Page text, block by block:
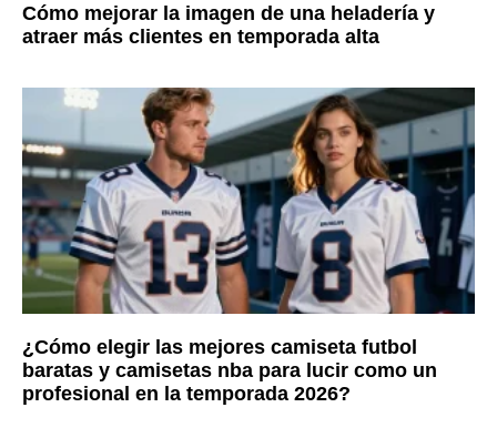
Cómo mejorar la imagen de una heladería y
atraer más clientes en temporada alta
¿Cómo elegir las mejores camiseta futbol
baratas y camisetas nba para lucir como un
profesional en la temporada 2026?